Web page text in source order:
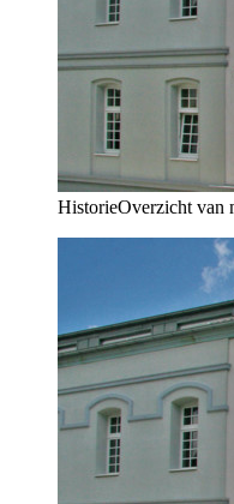
HistorieOverzicht van